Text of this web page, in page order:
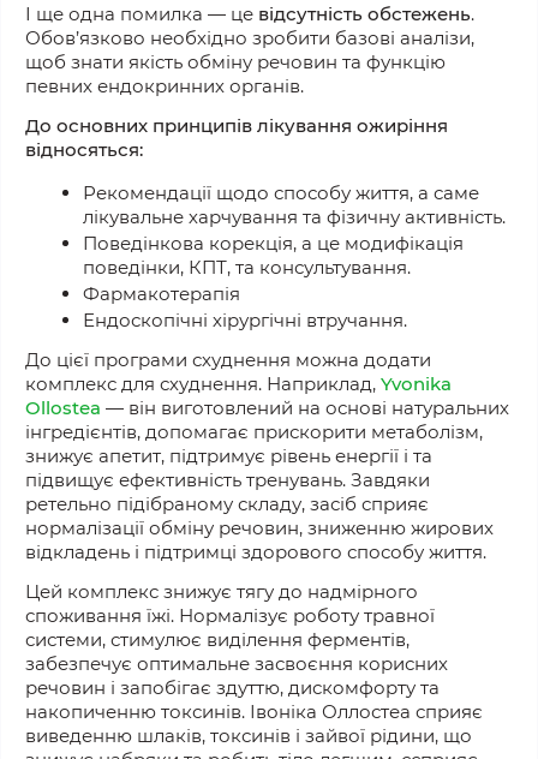
І ще одна помилка — це відсутність обстежень.
Обов’язково необхідно зробити базові аналізи,
щоб знати якість обміну речовин та функцію
певних ендокринних органів.
До основних принципів лікування ожиріння
відносяться:
Рекомендації щодо способу життя, а саме
лікувальне харчування та фізичну активність.
Поведінкова корекція, а це модифікація
поведінки, КПТ, та консультування.
Фармакотерапія
Ендоскопічні хірургічні втручання.
До цієї програми схуднення можна додати
комплекс для схуднення. Наприклад, Yvonika
Ollostea — він виготовлений на основі натуральних
інгредієнтів, допомагає прискорити метаболізм,
знижує апетит, підтримує рівень енергії і та
підвищує ефективність тренувань. Завдяки
ретельно підібраному складу, засіб сприяє
нормалізації обміну речовин, зниженню жирових
відкладень і підтримці здорового способу життя.
Цей комплекс знижує тягу до надмірного
споживання їжі. Нормалізує роботу травної
системи, стимулює виділення ферментів,
забезпечує оптимальне засвоєння корисних
речовин і запобігає здуттю, дискомфорту та
накопиченню токсинів. Івоніка Оллостеа сприяє
виведенню шлаків, токсинів і зайвої рідини, що